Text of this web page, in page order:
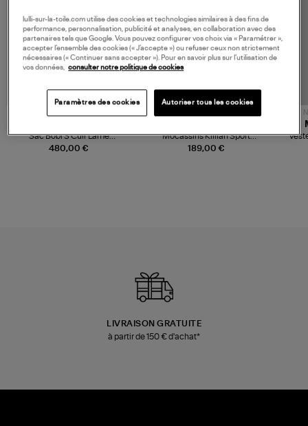
480,00 €
Sac Bobi S Cuir Lamé
Champagne
189,00 €
Mocassins Killian Sport
Mousse
LIVRAISON GRATUITE
à partir de 150 € d'achat*
lulli-sur-la-toile.com utilise des cookies et technologies similaires à des fins de
performance, personnalisation, publicité et analyses, en collaboration avec des
partenaires tels que Google. Vous pouvez configurer vos choix via « Paramétrer »,
accepter l’ensemble des cookies (« J’accepte ») ou refuser ceux non strictement
nécessaires (« Continuer sans accepter »). Pour en savoir plus sur l’utilisation de
vos données,
consulter notre politique de cookies
Paramètres des cookies Autoriser tous les cookies